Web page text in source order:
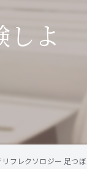
しよ
フレクソロジー 足つ